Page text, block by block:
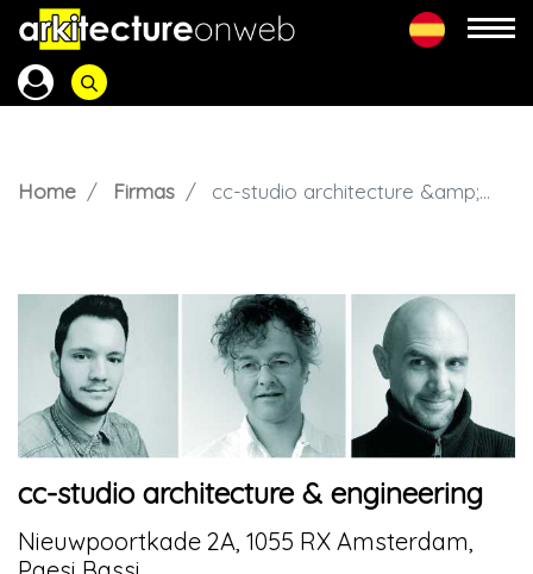
Home Firmas cc-studio architecture &amp; engineering
cc-studio architecture & engineering
Nieuwpoortkade 2A, 1055 RX Amsterdam,